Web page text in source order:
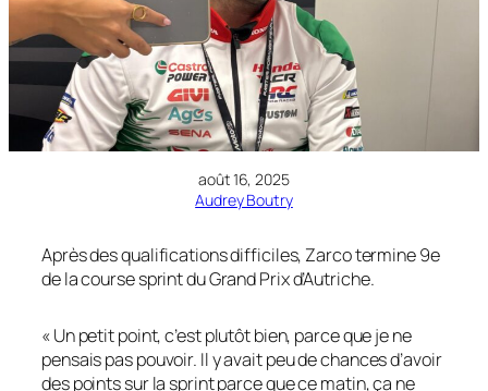
août 16, 2025
Audrey Boutry
Après des qualifications difficiles, Zarco termine 9e
de la course sprint du Grand Prix d’Autriche.
« Un petit point, c’est plutôt bien, parce que je ne
pensais pas pouvoir. Il y avait peu de chances d’avoir
des points sur la sprint parce que ce matin, ça ne